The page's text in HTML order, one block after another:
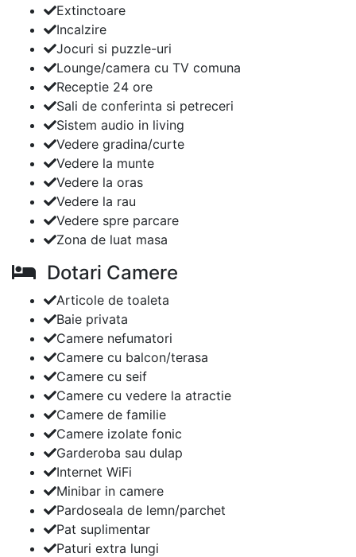
Extinctoare
Incalzire
Jocuri si puzzle-uri
Lounge/camera cu TV comuna
Receptie 24 ore
Sali de conferinta si petreceri
Sistem audio in living
Vedere gradina/curte
Vedere la munte
Vedere la oras
Vedere la rau
Vedere spre parcare
Zona de luat masa
Dotari Camere
Articole de toaleta
Baie privata
Camere nefumatori
Camere cu balcon/terasa
Camere cu seif
Camere cu vedere la atractie
Camere de familie
Camere izolate fonic
Garderoba sau dulap
Internet WiFi
Minibar in camere
Pardoseala de lemn/parchet
Pat suplimentar
Paturi extra lungi